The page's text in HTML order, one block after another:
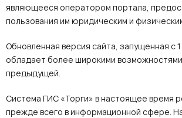
являющееся оператором портала,
пользования им юридическим и
Обновленная версия сайта, запущенная с
обладает более широкими
предыдущей.
Система ГИС «Торги» в настоящее время
прежде всего в информационной сфере.